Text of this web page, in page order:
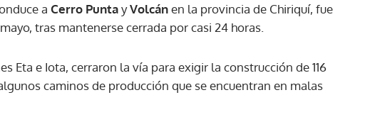
a Cerro PuntayVolcánen la provincia de Chiriquí, fue
tras mantenerse cerrada por casi 24 horas.
Eta e Iota, cerraron la vía para exigir la construcción de 116
caminos de producción que se encuentran en malas